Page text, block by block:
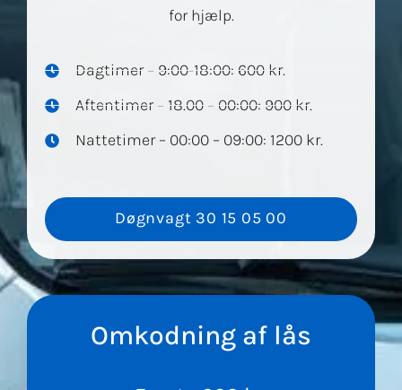
for hjælp.
Dagtimer – 9:00-18:00: 600 kr.
Aftentimer – 18.00 – 00:00: 900 kr.
Nattetimer – 00:00 – 09:00: 1200 kr.
Døgnvagt 30 15 05 00
Omkodning af lås